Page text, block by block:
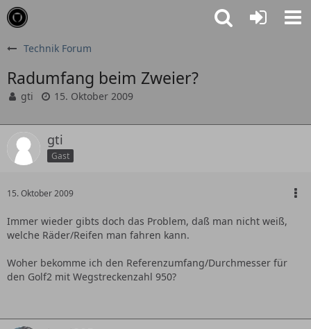
Technik Forum
Radumfang beim Zweier?
gti 15. Oktober 2009
gti
Gast
15. Oktober 2009
Immer wieder gibts doch das Problem, daß man nicht weiß,
welche Räder/Reifen man fahren kann.
Woher bekomme ich den Referenzumfang/Durchmesser für
den Golf2 mit Wegstreckenzahl 950?